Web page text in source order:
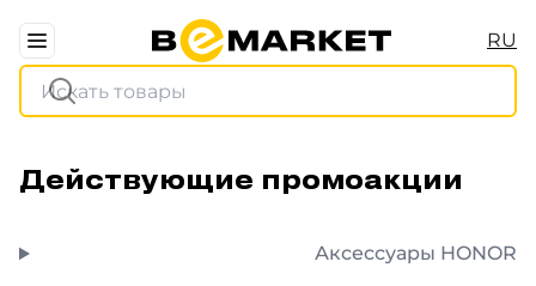
RU
Действующие промоакции
Аксессуары HONOR